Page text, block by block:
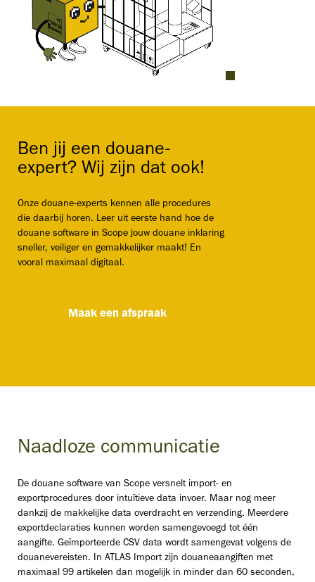
Maak een afspraak
Ben jij een douane-
expert? Wij zijn dat ook!
Onze douane-experts kennen alle procedures
die daarbij horen. Leer uit eerste hand hoe de
douane software in Scope jouw douane inklaring
sneller, veiliger en gemakkelijker maakt! En
vooral maximaal digitaal.
Naadloze communicatie
De douane software van Scope versnelt import- en
exportprocedures door intuïtieve data invoer. Maar nog meer
dankzij de makkelijke data overdracht en verzending. Meerdere
exportdeclaraties kunnen worden samengevoegd tot één
aangifte. Geïmporteerde CSV data wordt samengevat volgens de
douanevereisten. In ATLAS Import zijn douaneaangiften met
maximaal 99 artikelen dan mogelijk in minder dan 60 seconden,